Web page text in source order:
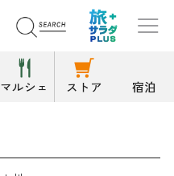
マルシェ ストア 宿泊
大谷資料館